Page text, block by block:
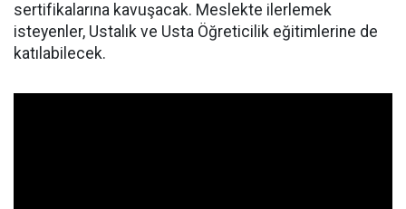
sertifikalarına kavuşacak. Meslekte ilerlemek
isteyenler, Ustalık ve Usta Öğreticilik eğitimlerine de
katılabilecek.